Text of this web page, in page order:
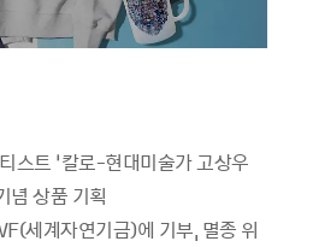
스트 ‘칼로-현대미술가 고상우
념 상품 기획
세계자연기금)에 기부, 멸종 위